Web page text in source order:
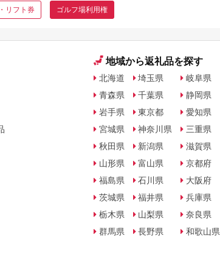
リフト券 ゴルフ場利用権
地域から返礼品を探す
北海道
青森県
岩手県
宮城県
秋田県
山形県
福島県
茨城県
栃木県
群馬県
埼玉県
千葉県
東京都
神奈川県
新潟県
富山県
石川県
福井県
山梨県
長野県
岐阜県
静岡県
愛知県
三重県
滋賀県
京都府
大阪府
兵庫県
奈良県
和歌山県